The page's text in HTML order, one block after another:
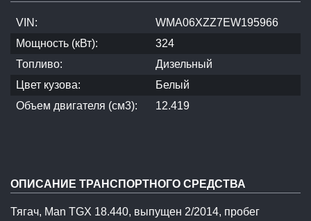
VIN:
WMA06XZZ7EW195966
Мощность (кВт):
324
Топливо:
Дизельный
Цвет кузова:
Белый
Объем двигателя (см3):
12.419
ОПИСАНИЕ ТРАНСПОРТНОГО СРЕДСТВА
Тягач, Man TGX 18.440, выпущен 2/2014, пробег